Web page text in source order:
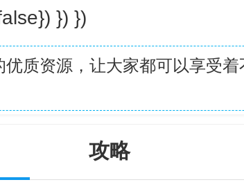
}) })
质资源，让大家都可以享受
攻略